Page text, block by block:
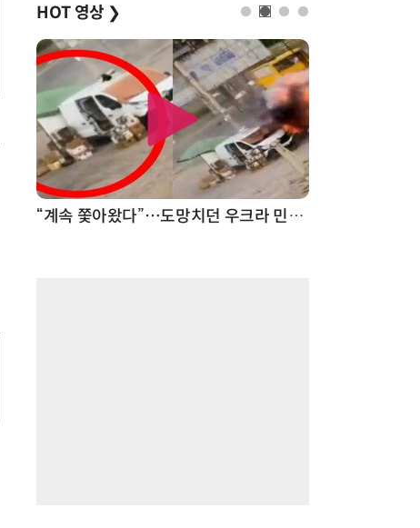
HOT 영상 ❯
“계속 쫓아왔다”…도망치던 우크라 민간인 공격한 러 자폭 드론